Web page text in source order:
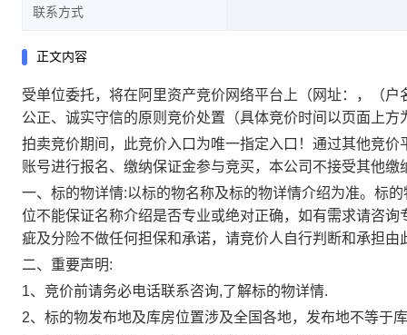
联系方式
正文内容
受单位委托，将在阿里资产竞价网络平台上 （网址：
，（户
公正、诚实守信的原则竞价处置（具体竞价时间以页面上
拍卖竞价期间，此竞价入口为唯一指定入口！通过其他竞
账号进行报名、缴纳保证金参与竞买，本公司不接受其他缴
一、标的物详情:以标的物名称及标的物详情介绍为准。标
位不能保证名称介绍是否专业或绝对正确，如有需求请咨
疵及分险不做任何担保和承诺，请竞价人自行判断和承担
二、重要声明:
1、竞价前请务必电话联系咨询,了解标的物详情.
2、标的物发布地及库房位置涉及全国各地，发布地不等于